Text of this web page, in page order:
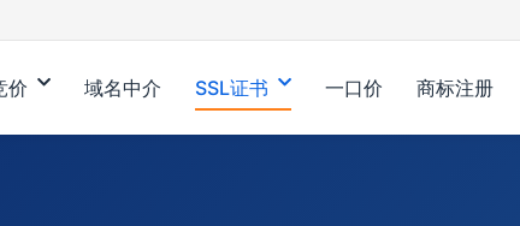
价 域名中介 SSL证书 一口价 商标注册